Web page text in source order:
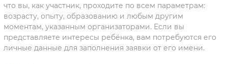
что вы, как участник, проходите по всем параметрам:
возрасту, опыту, образованию и любым другим
моментам, указанным организаторами. Если вы
представляете интересы ребёнка, вам потребуются его
личные данные для заполнения заявки от его имени.